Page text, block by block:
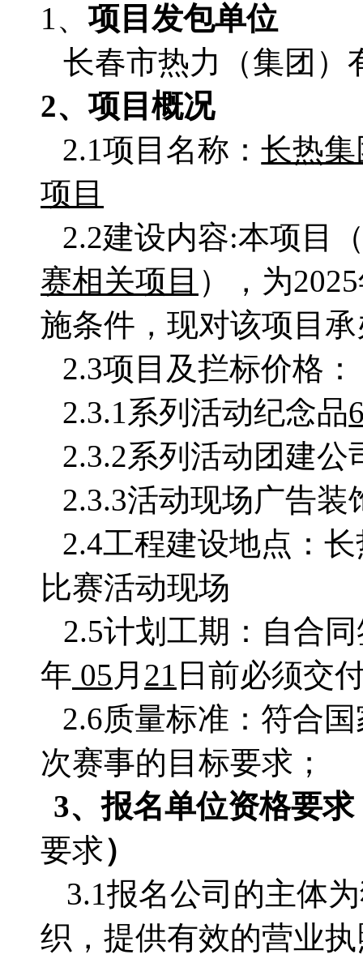
1、 项目发包单位
长春市热力（集团）
2、项目概况
2.1项目名称：长热集
项 目
2.2建设内容:本项目
赛相关项 目 ），为
施条件，现对该项目
2.3项目及拦标价格：
2.3.1系列活动纪念品
2.3.2系列活动团建公
2.3.3活动现场广告装
2.4工程建设地点：长
比赛活动现场
2.5计划工期：自合
年 05 月 21 日前必须交
2.6质量标准：符合
次赛事的目标要求；
3、报名单位资格要求
要求）
3.1报名公司的主体
织，提供有效的营业